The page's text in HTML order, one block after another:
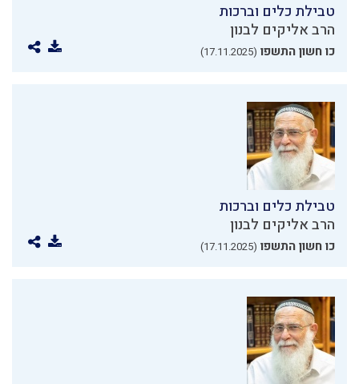
טבילת כלים וברכות
הרב אליקים לבנון
כו חשון התשפו (17.11.2025)
טבילת כלים וברכות
הרב אליקים לבנון
כו חשון התשפו (17.11.2025)